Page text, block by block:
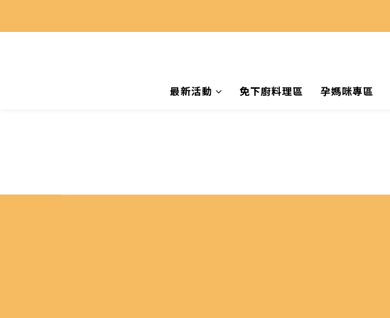
最新活動 免下廚料理區 孕媽咪專區